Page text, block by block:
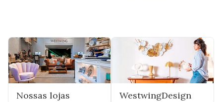
Nossas lojas WestwingDesign